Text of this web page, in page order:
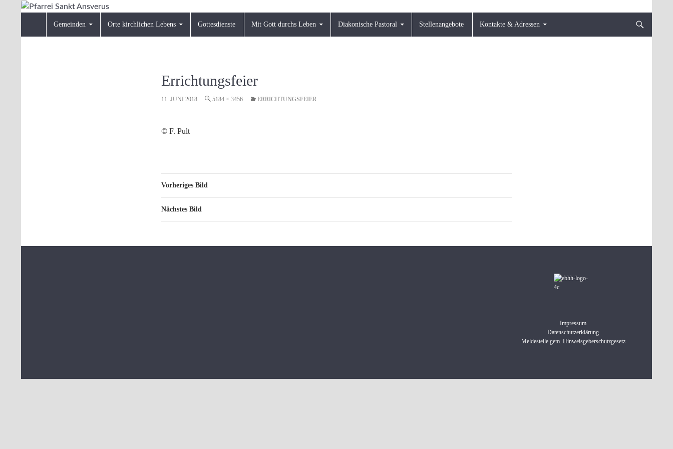
Pfarrei Sankt Ansverus
Gemeinden Orte kirchlichen Lebens Gottesdienste Mit Gott durchs Leben Diakonische Pastoral Stellenangebote Kontakte & Adressen
Errichtungsfeier
11. JUNI 2018 5184 × 3456 ERRICHTUNGSFEIER
© F. Pult
Vorheriges Bild
Nächstes Bild
Impressum
Datenschutzerklärung
Meldestelle gem. Hinweisgeberschutzgesetz